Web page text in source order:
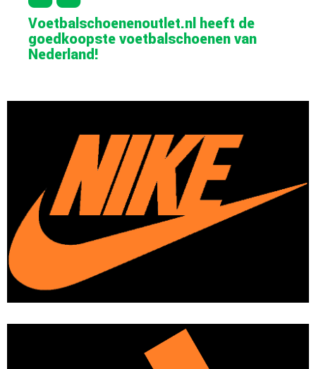
Voetbalschoenenoutlet.nl heeft de
goedkoopste voetbalschoenen van
Nederland!